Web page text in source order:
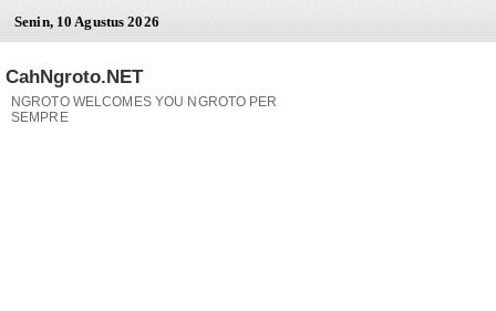
Senin, 10 Agustus 2026
CahNgroto.NET
NGROTO WELCOMES YOU NGROTO PER
SEMPRE